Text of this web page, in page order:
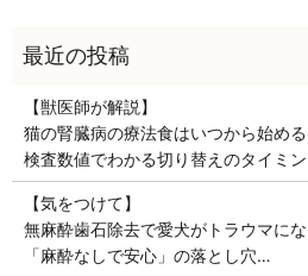
【獣医師が解説】
猫の腎臓病の療法食はいつから始める
検査数値でわかる切り替えのタイミ
【気をつけて】
無麻酔歯石除去で愛犬がトラウマに
「麻酔なしで安心」の落とし穴…